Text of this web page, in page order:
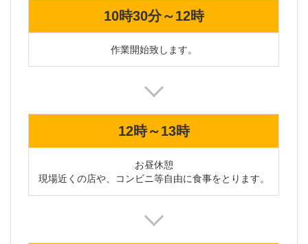
10時30分～12時
作業開始致します。
12時～13時
お昼休憩
現場近くの店や、コンビニ等自由に食事をとります。